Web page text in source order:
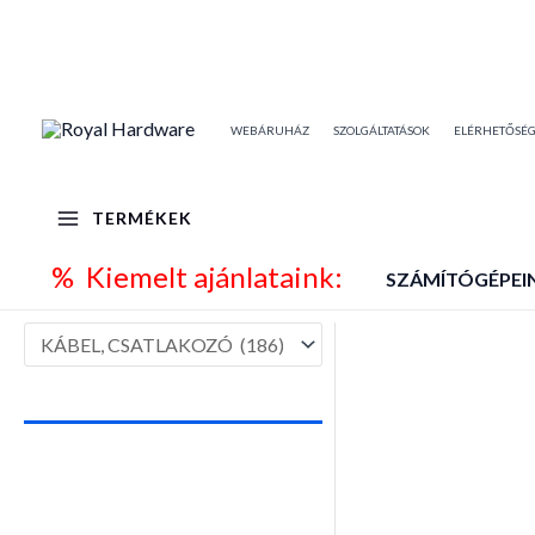
WEBÁRUHÁZ SZOLGÁLTATÁSOK ELÉRHETŐSÉG
TERMÉKEK
% Kiemelt ajánlataink: